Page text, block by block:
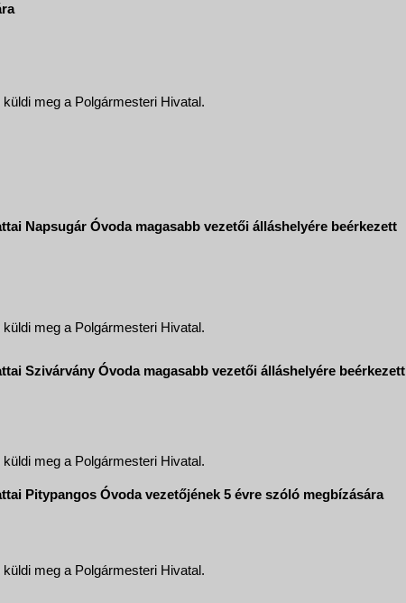
meg a Polgármesteri Hivatal.
Napsugár Óvoda magasabb vezetői álláshelyére beérkezett
meg a Polgármesteri Hivatal.
Szivárvány Óvoda magasabb vezetői álláshelyére beérkezett
meg a Polgármesteri Hivatal.
Pitypangos Óvoda vezetőjének 5 évre szóló megbízására
meg a Polgármesteri Hivatal.